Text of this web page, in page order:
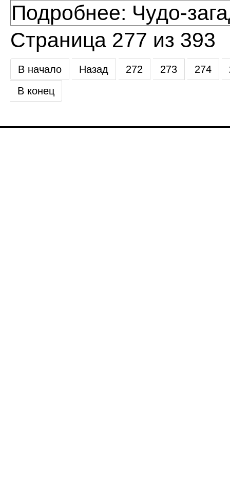
Подробнее: Чудо-
Страница 277 из 393
В начало Назад 272 273 274
В конец